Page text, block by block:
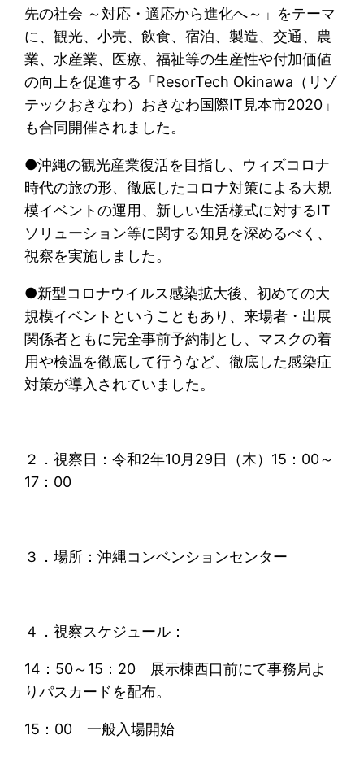
先の社会 ～対応・適応から進化へ～」をテーマ
に、観光、小売、飲食、宿泊、製造、交通、農
業、水産業、医療、福祉等の生産性や付加価値
の向上を促進する「ResorTech Okinawa（リゾ
テックおきなわ）おきなわ国際IT見本市2020」
も合同開催されました。
●沖縄の観光産業復活を目指し、ウィズコロナ
時代の旅の形、徹底したコロナ対策による大規
模イベントの運用、新しい生活様式に対するIT
ソリューション等に関する知見を深めるべく、
視察を実施しました。
●新型コロナウイルス感染拡大後、初めての大
規模イベントということもあり、来場者・出展
関係者ともに完全事前予約制とし、マスクの着
用や検温を徹底して行うなど、徹底した感染症
対策が導入されていました。
２．視察日：令和2年10月29日（木）15：00～
17：00
３．場所：沖縄コンベンションセンター
４．視察スケジュール：
14：50～15：20 展示棟西口前にて事務局よ
りパスカードを配布。
15：00 一般入場開始